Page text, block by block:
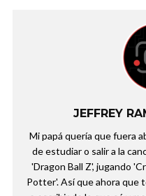
JEFFREY
Mi papá quería que fuera
de estudiar o salir a la
'Dragon Ball Z', jugando
Potter'. Así que ahora que